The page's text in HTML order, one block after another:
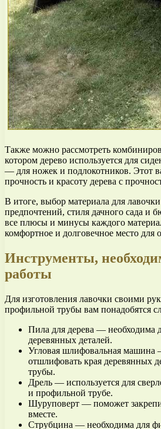
Также можно рассмотреть
котором дерево используется для
— для ножек и подлокотников. Этот
прочность и красоту дерева с
В итоге, выбор материала для
предпочтений, стиля дачного сада и
все плюсы и минусы каждого
комфортное и долговечное место для
Инструменты,
работы
Для изготовления лавочки своими
профильной трубы вам понадобятся
Пила для дерева — необходима
деревянных деталей.
Угловая шлифовальная машина
отшлифовать края деревянных
трубы.
Дрель — используется для
и профильной трубе.
Шуруповерт — поможет
вместе.
Струбцина — необходима для